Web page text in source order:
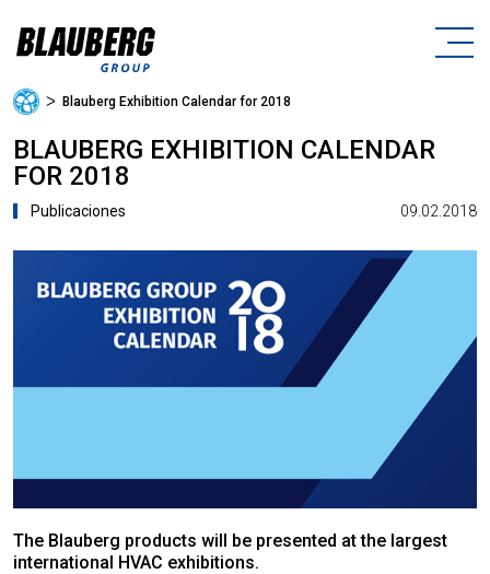
ᐳ Blauberg Exhibition Calendar for 2018
BLAUBERG EXHIBITION CALENDAR
FOR 2018
Publicaciones 09.02.2018
The Blauberg products will be presented at the largest
international HVAC exhibitions.